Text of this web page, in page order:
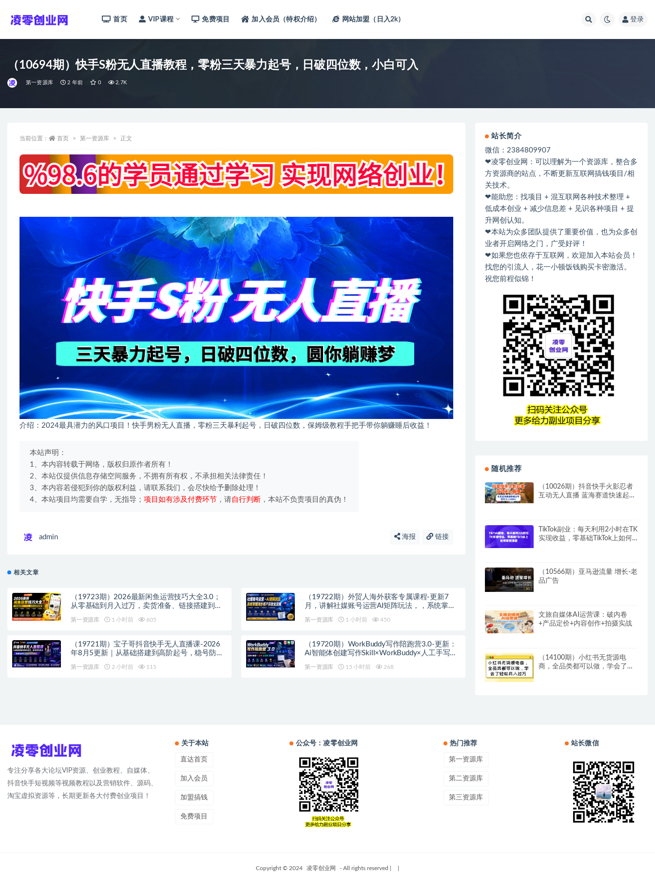
首页 VIP课程 免费项目 加入会员（特权介绍） 网站加盟（日入2k） 登录
（10694期）快手S粉无人直播教程，零粉三天暴力起号，日破四位数，小白可入
第一资源库 2 年前 0 2.7K
当前位置： 首页 第一资源库 正文
介绍：2024最具潜力的风口项目！快手男粉无人直播，零粉三天暴利起号，日破四位数，保姆级教程手把手带你躺赚睡后收益！
本站声明：
1、本内容转载于网络，版权归原作者所有！
2、本站仅提供信息存储空间服务，不拥有所有权，不承担相关法律责任！
3、本内容若侵犯到你的版权利益，请联系我们，会尽快给予删除处理！
4、本站项目均需要自学，无指导； 项目如有涉及付费环节 ，请自行判断 ，本站不负责项目的真伪！
admin 海报 链接
相关文章
（19723期）2026最新闲鱼运营技巧大全3.0；
从零基础到月入过万，卖货准备、链接搭建到选
第一资源库 1 小时前 605
（19722期）外贸人海外获客专属课程-更新7
月，讲解社媒账号运营AI矩阵玩法，，系统掌握
第一资源库 1 小时前 450
（19721期）宝子哥抖音快手无人直播课-2026
年8月5更新｜从基础搭建到高阶起号，稳号防封
第一资源库 2 小时前 115
（19720期）WorkBuddy写作陪跑营3.0-更新：
Ai智能体创建写作Skill×WorkBuddy×人工手写模
第一资源库 15 小时前 268
站长简介
微信：2384809907
❤凌零创业网：可以理解为一个资源库，整合多
方资源商的站点，不断更新互联网搞钱项目/相
关技术。
❤能助您：找项目 + 混互联网各种技术整理 +
低成本创业 + 减少信息差 + 见识各种项目 + 提
升网创认知。
❤本站为众多团队提供了重要价值，也为众多创
业者开启网络之门，广受好评！
❤如果您也依存于互联网，欢迎加入本站会员！
找您的引流人，花一小顿饭钱购买卡密激活。
祝您前程似锦！
随机推荐
（10026期）抖音快手火影忍者
互动无人直播 蓝海赛道快速起号
TikTok副业：每天利用2小时在TK
实现收益，零基础TikTok上如何
（10566期）亚马逊流量 增长-老
品广告
文旅自媒体AI运营课：破内卷
+产品定价+内容创作+拍摄实战
（14100期）小红书无货源电
商，全品类都可以做，学会了轻
专注分享各大论坛VIP资源、创业教程、自媒体、
抖音快手短视频等视频教程以及营销软件、源码、
淘宝虚拟资源等，长期更新各大付费创业项目！
关于本站
直达首页
加入会员
加盟搞钱
免费项目
公众号：凌零创业网 热门推荐
第一资源库
第二资源库
第三资源库
站长微信
Copyright © 2024 凌零创业网 - All rights reserved